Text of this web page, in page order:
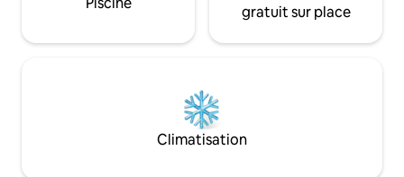
gratuit sur place
Climatisation